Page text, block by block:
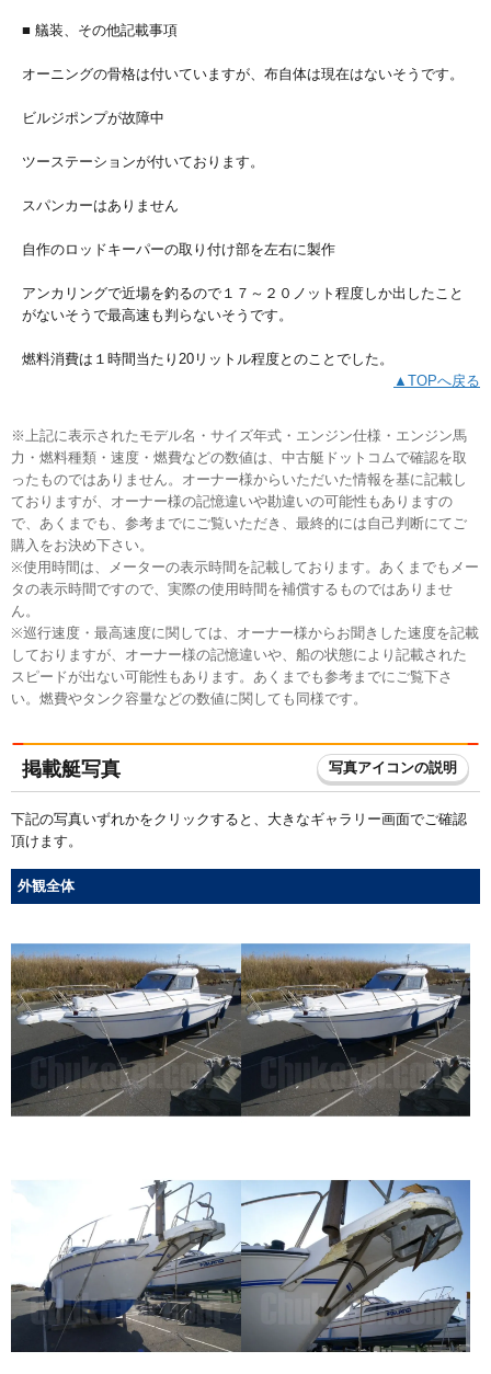
■ 艤装、その他記載事項
オーニングの骨格は付いていますが、布自体は現在はないそうです。
ビルジポンプが故障中
ツーステーションが付いております。
スパンカーはありません
自作のロッドキーパーの取り付け部を左右に製作
アンカリングで近場を釣るので１７～２０ノット程度しか出したこと
がないそうで最高速も判らないそうです。
燃料消費は１時間当たり20リットル程度とのことでした。
▲TOPへ戻る
※上記に表示されたモデル名・サイズ年式・エンジン仕様・エンジン馬
力・燃料種類・速度・燃費などの数値は、中古艇ドットコムで確認を取
ったものではありません。オーナー様からいただいた情報を基に記載し
ておりますが、オーナー様の記憶違いや勘違いの可能性もありますの
で、あくまでも、参考までにご覧いただき、最終的には自己判断にてご
購入をお決め下さい。
※使用時間は、メーターの表示時間を記載しております。あくまでもメー
タの表示時間ですので、実際の使用時間を補償するものではありませ
ん。
※巡行速度・最高速度に関しては、オーナー様からお聞きした速度を記載
しておりますが、オーナー様の記憶違いや、船の状態により記載された
スピードが出ない可能性もあります。あくまでも参考までにご覧下さ
い。燃費やタンク容量などの数値に関しても同様です。
掲載艇写真 写真アイコンの説明
下記の写真いずれかをクリックすると、大きなギャラリー画面でご確認
頂けます。
外観全体